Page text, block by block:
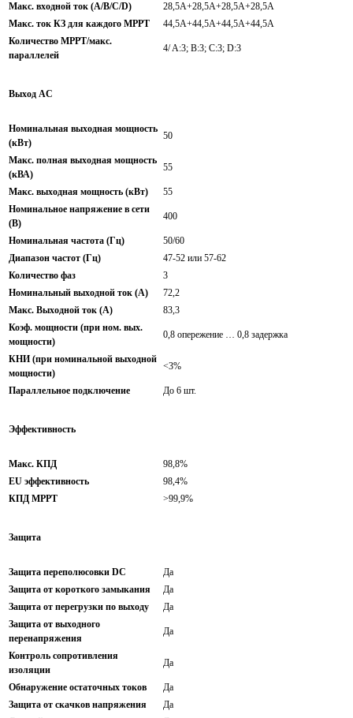
Макс. входной ток (A/B/C/D)
28,5A+28,5A+28,5A+28,5A
Макс. ток КЗ для каждого МРРТ
44,5А+44,5А+44,5А+44,5А
Количество МРРТ/макс.
параллелей
4/ A:3; B:3; C:3; D:3
Выход AC
Номинальная выходная мощность
(кВт)
50
Макс. полная выходная мощность
(кВА)
55
Макс. выходная мощность (кВт)
55
Номинальное напряжение в сети
(В)
400
Номинальная частота (Гц)
50/60
Диапазон частот (Гц)
47-52 или 57-62
Количество фаз
3
Номинальный выходной ток (A)
72,2
Макс. Выходной ток (A)
83,3
Коэф. мощности (при ном. вых.
мощности)
0,8 опережение … 0,8 задержка
КНИ (при номинальной выходной
мощности)
<3%
Параллельное подключение До 6 шт.
Эффективность
Макс. КПД
98,8%
EU эффективность
98,4%
КПД MPPT
>99,9%
Защита
Защита переполюсовки DC
Да
Защита от короткого замыкания
Да
Защита от перегрузки по выходу
Да
Защита от выходного
перенапряжения
Да
Контроль сопротивления
изоляции
Да
Обнаружение остаточных токов
Да
Защита от скачков напряжения
Да